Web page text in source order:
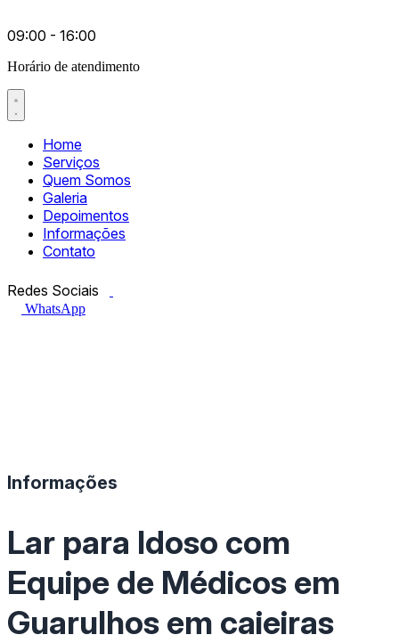
09:00 - 16:00
Horário de atendimento
Home
Serviços
Quem Somos
Galeria
Depoimentos
Informações
Contato
Redes Sociais
WhatsApp
Informações
Lar para Idoso com
Equipe de Médicos em
Guarulhos em caieiras